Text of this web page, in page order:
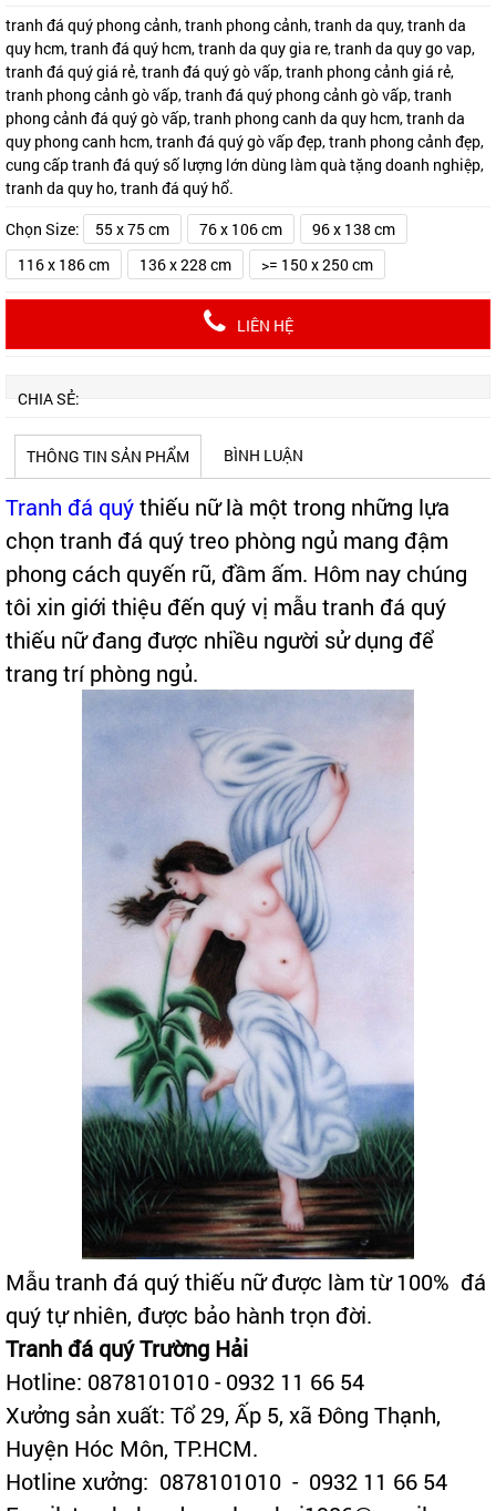
tranh đá quý phong cảnh, tranh phong cảnh, tranh da quy, tranh da
quy hcm, tranh đá quý hcm, tranh da quy gia re, tranh da quy go vap,
tranh đá quý giá rẻ, tranh đá quý gò vấp, tranh phong cảnh giá rẻ,
tranh phong cảnh gò vấp, tranh đá quý phong cảnh gò vấp, tranh
phong cảnh đá quý gò vấp, tranh phong canh da quy hcm, tranh da
quy phong canh hcm, tranh đá quý gò vấp đẹp, tranh phong cảnh đẹp,
cung cấp tranh đá quý số lượng lớn dùng làm quà tặng doanh nghiệp,
tranh da quy ho, tranh đá quý hổ.
Chọn Size:
55 x 75 cm 76 x 106 cm
96 x 138 cm
116 x 186 cm
136 x 228 cm >= 150 x 250 cm
LIÊN HỆ
CHIA SẺ:
THÔNG TIN SẢN PHẨM BÌNH LUẬN
Tranh đá quýthiếu nữ là một trong những lựa
chọn tranh đá quý treo phòng ngủ mang đậm
phong cách quyến rũ, đầm ấm. Hôm nay chúng
tôi xin giới thiệu đến quý vị mẫu tranh đá quý
thiếu nữ đang được nhiều người sử dụng để
trang trí phòng ngủ.
Mẫu tranh đá quý thiếu nữ được làm từ 100% đá
quý tự nhiên, được bảo hành trọn đời.
Tranh đá quý Trường Hải
Hotline: 0878101010 - 0932 11 66 54
Xưởng sản xuất: Tổ 29, Ấp 5, xã Đông Thạnh,
Huyện Hóc Môn, TP.HCM.
Hotline xưởng: 0878101010 - 0932 11 66 54